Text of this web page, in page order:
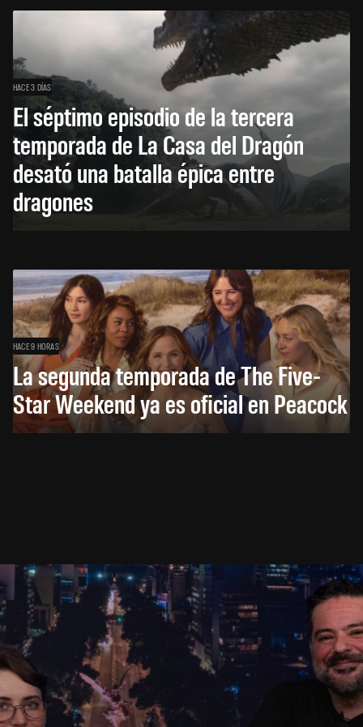
HACE 3 DÍAS
El séptimo episodio de la tercera
temporada de La Casa del Dragón
desató una batalla épica entre
dragones
HACE 9 HORAS
La segunda temporada de The Five-
Star Weekend ya es oficial en Peacock